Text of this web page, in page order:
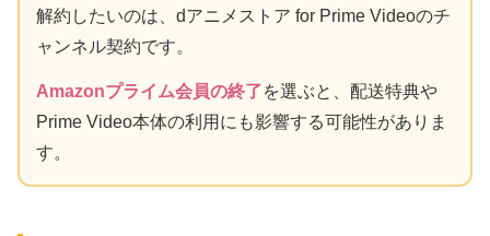
解約したいのは、dアニメストア for Prime Videoのチ
ャンネル契約です。
Amazonプライム会員の終了を選ぶと、配送特典や
Prime Video本体の利用にも影響する可能性がありま
す。